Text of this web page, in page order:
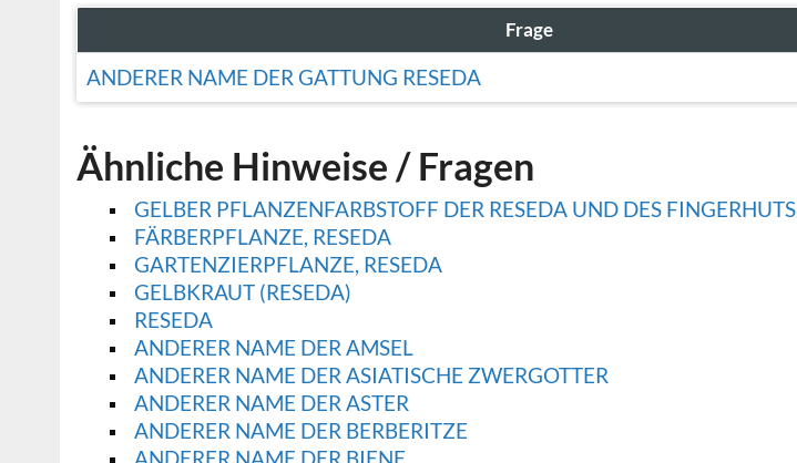
Frage
ANDERER NAME DER GATTUNG RESEDA
Ähnliche Hinweise / Fragen
GELBER PFLANZENFARBSTOFF DER RESEDA UND DES FINGERHUTS
FÄRBERPFLANZE, RESEDA
GARTENZIERPFLANZE, RESEDA
GELBKRAUT (RESEDA)
RESEDA
ANDERER NAME DER AMSEL
ANDERER NAME DER ASIATISCHE ZWERGOTTER
ANDERER NAME DER ASTER
ANDERER NAME DER BERBERITZE